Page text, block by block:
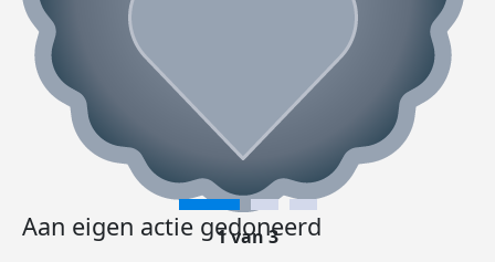
Aan eigen actie gedoneerd
1 van 3